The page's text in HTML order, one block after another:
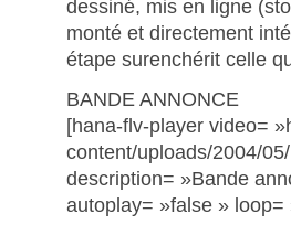
dessiné, mis en ligne
monté et directement
étape surenchérit celle
BANDE ANNONCE
[hana-flv-player video=
content/uploads/2004/
description= »Bande
autoplay= »false »